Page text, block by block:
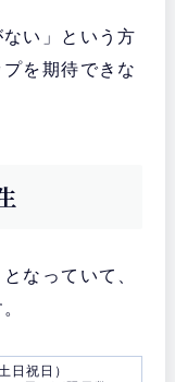
い」という方
を期待できな
なっていて、
日祝日）